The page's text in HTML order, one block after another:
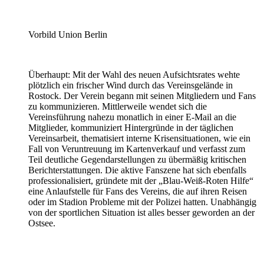
Vorbild Union Berlin
Überhaupt: Mit der Wahl des neuen Aufsichtsrates wehte
plötzlich ein frischer Wind durch das Vereinsgelände in
Rostock. Der Verein begann mit seinen Mitgliedern und Fans
zu kommunizieren. Mittlerweile wendet sich die
Vereinsführung nahezu monatlich in einer E-Mail an die
Mitglieder, kommuniziert Hintergründe in der täglichen
Vereinsarbeit, thematisiert interne Krisensituationen, wie ein
Fall von Veruntreuung im Kartenverkauf und verfasst zum
Teil deutliche Gegendarstellungen zu übermäßig kritischen
Berichterstattungen. Die aktive Fanszene hat sich ebenfalls
professionalisiert, gründete mit der „Blau-Weiß-Roten Hilfe“
eine Anlaufstelle für Fans des Vereins, die auf ihren Reisen
oder im Stadion Probleme mit der Polizei hatten. Unabhängig
von der sportlichen Situation ist alles besser geworden an der
Ostsee.